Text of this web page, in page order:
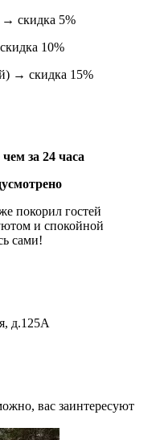
→ скидка 5%
10%
→ скидка 15%
за 24 часа
покорил гостей
и спокойной
сами!
д.125А
вас заинтересуют